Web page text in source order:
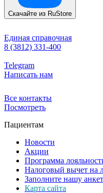
Скачайте из RuStore
Единая справочная
8 (3812) 331-400
Telegram
Написать нам
Все контакты
Посмотреть
Пациентам
Новости
Акции
Программа
Налоговый вычет на
Заполните нашу
Карта сайта